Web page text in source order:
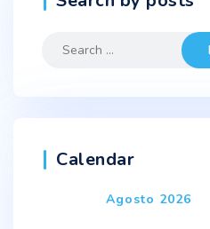
Search
Calendar
Agosto 2026